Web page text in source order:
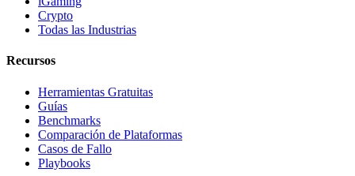
Crypto
Todas las Industrias
Recursos
Herramientas Gratuitas
Guías
Benchmarks
Comparación de Plataformas
Casos de Fallo
Playbooks